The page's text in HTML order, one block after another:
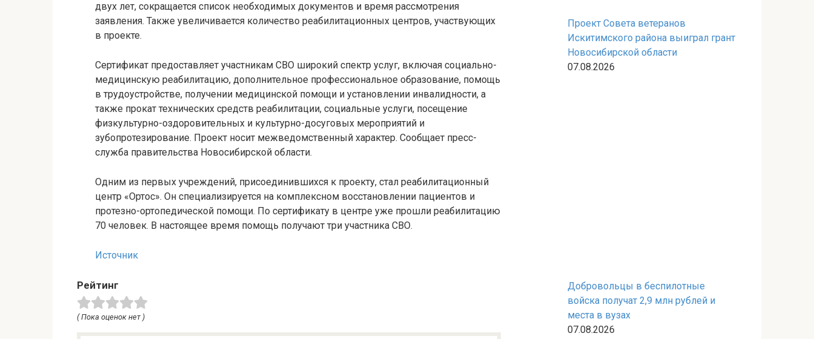
двух лет, сокращается список необходимых документов и время рассмотрения
заявления. Также увеличивается количество реабилитационных центров, участвующих
в проекте.
Сертификат предоставляет участникам СВО широкий спектр услуг, включая социально-
медицинскую реабилитацию, дополнительное профессиональное образование, помощь
в трудоустройстве, получении медицинской помощи и установлении инвалидности, а
также прокат технических средств реабилитации, социальные услуги, посещение
физкультурно-оздоровительных и культурно-досуговых мероприятий и
зубопротезирование. Проект носит межведомственный характер. Сообщает пресс-
служба правительства Новосибирской области.
Одним из первых учреждений, присоединившихся к проекту, стал реабилитационный
центр «Ортос». Он специализируется на комплексном восстановлении пациентов и
протезно-ортопедической помощи. По сертификату в центре уже прошли реабилитацию
70 человек. В настоящее время помощь получают три участника СВО.
Источник
Рейтинг
( Пока оценок нет )
Проект Совета ветеранов
Искитимского района выиграл грант
Новосибирской области
07.08.2026
Добровольцы в беспилотные
войска получат 2,9 млн рублей и
места в вузах
07.08.2026